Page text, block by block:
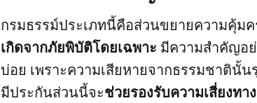
กรมธรรม์ประเภทนี้คือส่วนขยายความคุ้มค
เกิดจากภัยพิบัติโดยเฉพาะ มีความสำคัญอ
บ่อย เพราะความเสียหายจากธรรมชาตินั้
มีประกันส่วนนี้จะช่วยรองรับความเสี่ยงทา